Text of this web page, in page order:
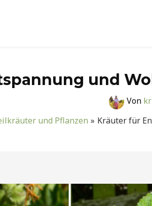
und
Von
und Pflanzen Kräuter für